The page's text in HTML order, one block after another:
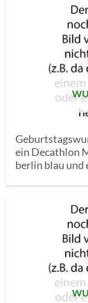
ein Decathlon
berlin blau und